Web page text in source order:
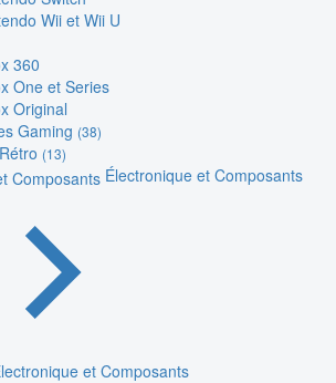
Wii et Wii U
360
One et Series
Original
Gaming (38)
(13)
Électronique et Composants
et Composants